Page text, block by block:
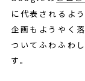
に代表されるよ
企画もようやく
ついてふわふわ
す。